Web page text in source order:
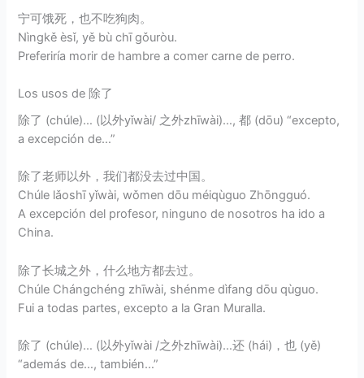
宁可饿死，也不吃狗肉。
Nìngkě èsǐ, yě bù chī gǒuròu.
Preferiría morir de hambre a comer carne de perro.
Los usos de 除了
除了 (chúle)… (以外yǐwài/ 之外zhīwài)…, 都 (dōu) “excepto,
a excepción de…”
除了老师以外，我们都没去过中国。
Chúle lǎoshī yǐwài, wǒmen dōu méiqùguo Zhōngguó.
A excepción del profesor, ninguno de nosotros ha ido a
China.
除了长城之外，什么地方都去过。
Chúle Chángchéng zhīwài, shénme dìfang dōu qùguo.
Fui a todas partes, excepto a la Gran Muralla.
除了 (chúle)… (以外yǐwài /之外zhīwài)…还 (hái)，也 (yě)
“además de…, también…”